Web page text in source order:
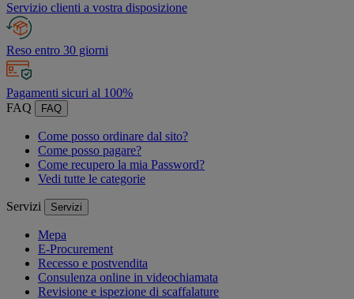
Servizio clienti a vostra disposizione
Reso entro 30 giorni
Pagamenti sicuri al 100%
FAQ
FAQ
Come posso ordinare dal sito?
Come posso pagare?
Come recupero la mia Password?
Vedi tutte le categorie
Servizi Servizi
Mepa
E-Procurement
Recesso e postvendita
Consulenza online in videochiamata
Revisione e ispezione di scaffalature